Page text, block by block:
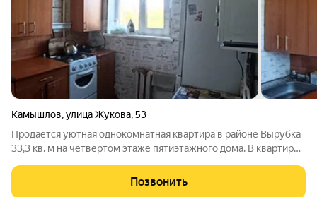
Камышлов,улица Жукова,53
Продаётся уютная однокомнатная квартира в районе Вырубка
33,3 кв. м на четвёртом этаже пятиэтажного дома. В квартире
окна, сейф-дверь, совмещённый санузел, а балкон застеклён.
Отличный вариант
Позвонить